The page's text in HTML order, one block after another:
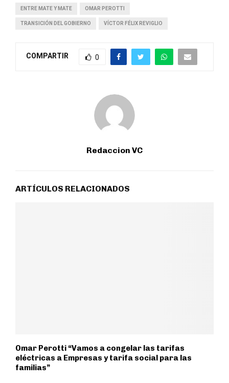
ENTRE MATE Y MATE OMAR PEROTTI
TRANSICIÓN DEL GOBIERNO VÍCTOR FÉLIX REVIGLIO
COMPARTIR 0
Redaccion VC
ARTÍCULOS RELACIONADOS
Omar Perotti “Vamos a congelar las tarifas
eléctricas a Empresas y tarifa social para las
familias”